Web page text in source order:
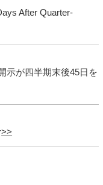
After Quarter-
示が四半期末後45日を